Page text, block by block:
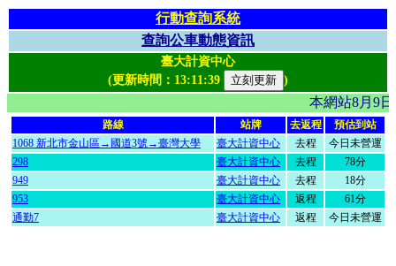
行動查詢系統
查詢公車動態資訊
臺大計資中心
(更新時間： 13:11:39 )
本網站8月9
路線 站牌 去返程
預估到站
1068 新北市金山區→國道3號→臺灣大學
臺大計資中心 去程
今日未營運
298
臺大計資中心 去程
78分
949
臺大計資中心 去程
18分
953
臺大計資中心 返程
61分
通勤7
臺大計資中心 返程 今日未營運